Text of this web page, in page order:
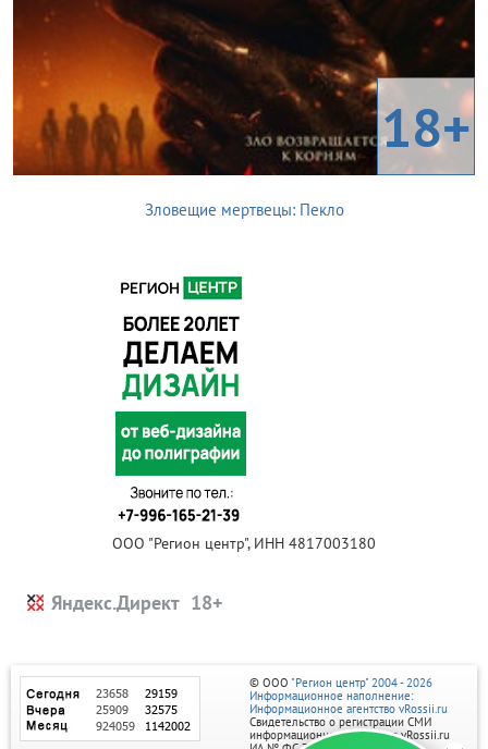
18+
Зловещие мертвецы: Пекло
ООО "Регион центр", ИНН 4817003180
Яндекс.Директ
© ООО "Регион центр" 2004 - 2026
Информационное наполнение:
Информационное агентство vRossii.ru
Свидетельство о регистрации СМИ
информационного агентства vRossii.ru